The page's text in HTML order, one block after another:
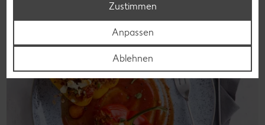
Zustimmen
Anpassen
Ablehnen